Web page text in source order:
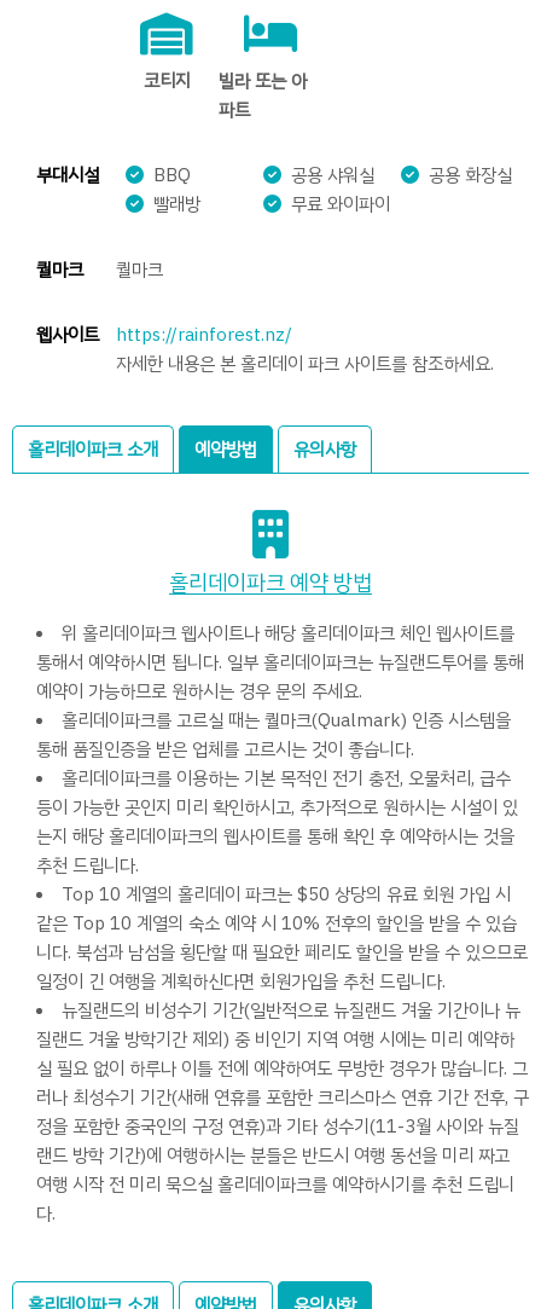
코티지
빌라 또는 아
파트
부대시설 BBQ 공용 샤워실
공용 화장실
빨래방
무료 와이파이
퀄마크 퀄마크
웹사이트
https://rainforest.nz/
자세한 내용은 본 홀리데이 파크 사이트를 참조하세요.
홀리데이파크 소개 예약방법 유의사항
홀리데이파크 예약 방법
위 홀리데이파크 웹사이트나 해당 홀리데이파크 체인 웹사이트를
통해서 예약하시면 됩니다. 일부 홀리데이파크는 뉴질랜드투어를 통해
예약이 가능하므로 원하시는 경우 문의 주세요.
홀리데이파크를 고르실 때는 퀄마크(Qualmark) 인증 시스템을
통해 품질인증을 받은 업체를 고르시는 것이 좋습니다.
홀리데이파크를 이용하는 기본 목적인 전기 충전, 오물처리, 급수
등이 가능한 곳인지 미리 확인하시고, 추가적으로 원하시는 시설이 있
는지 해당 홀리데이파크의 웹사이트를 통해 확인 후 예약하시는 것을
추천 드립니다.
Top 10 계열의 홀리데이 파크는 $50 상당의 유료 회원 가입 시
같은 Top 10 계열의 숙소 예약 시 10% 전후의 할인을 받을 수 있습
니다. 북섬과 남섬을 횡단할 때 필요한 페리도 할인을 받을 수 있으므로
일정이 긴 여행을 계획하신다면 회원가입을 추천 드립니다.
뉴질랜드의 비성수기 기간(일반적으로 뉴질랜드 겨울 기간이나 뉴
질랜드 겨울 방학기간 제외) 중 비인기 지역 여행 시에는 미리 예약하
실 필요 없이 하루나 이틀 전에 예약하여도 무방한 경우가 많습니다. 그
러나 최성수기 기간(새해 연휴를 포함한 크리스마스 연휴 기간 전후, 구
정을 포함한 중국인의 구정 연휴)과 기타 성수기(11-3월 사이와 뉴질
랜드 방학 기간)에 여행하시는 분들은 반드시 여행 동선을 미리 짜고
여행 시작 전 미리 묵으실 홀리데이파크를 예약하시기를 추천 드립니
다.